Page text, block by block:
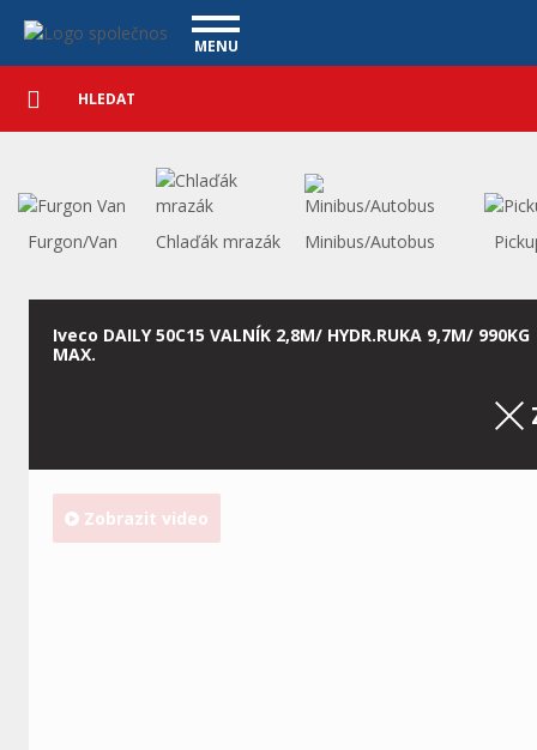
Užitkové vozy - VanscentreNavigace
MENU
VÝKUP VOZŮ
ÚVĚR ZDARMA
ZÁRUKA NA OJETÉ VOZY
CO NABÍZÍME
NÁŠ TÝM
NAŠE VIDEA
MAGAZÍN
KONTAKT
Podrobné
vyhledávání
Vyhledat
Furgon/Van Chlaďák mrazák Minibus/Autobus
Iveco DAILY 50C15 VALNÍK 2,8M/ HYDR.RUKA 9,7M/ 990KG
MAX.
Zobrazit video